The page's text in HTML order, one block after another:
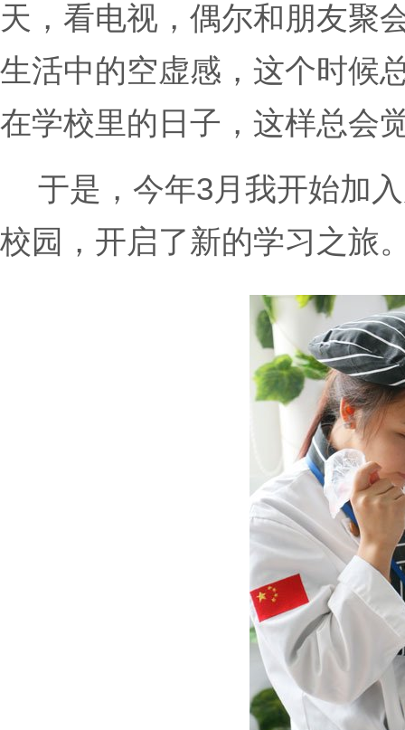
天，看电视，偶尔和朋友聚
生活中的空虚感，这个时候
在学校里的日子，这样总会
于是，今年3月我开始加
校园，开启了新的学习之旅